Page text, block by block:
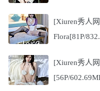
[Xiuren秀人
Flora[81P/
[Xiuren秀人
[56P/